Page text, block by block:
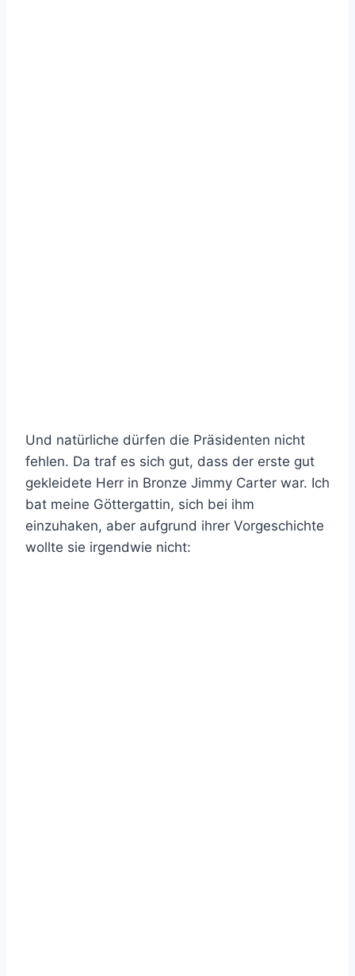
Und natürliche dürfen die Präsidenten nicht
fehlen. Da traf es sich gut, dass der erste gut
gekleidete Herr in Bronze Jimmy Carter war. Ich
bat meine Göttergattin, sich bei ihm
einzuhaken, aber aufgrund ihrer Vorgeschichte
wollte sie irgendwie nicht: